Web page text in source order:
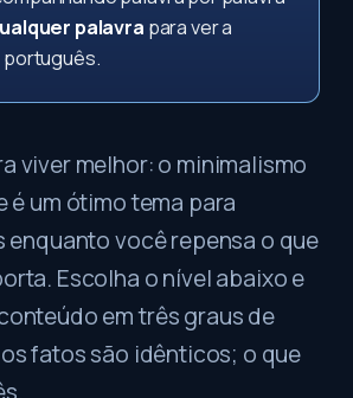
palavra para ver a
viver melhor: o minimalismo
é um ótimo tema para
enquanto você repensa o que
Escolha o nível abaixo e
em três graus de
fatos são idênticos; o que